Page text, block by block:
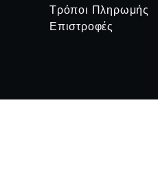
Τρόποι Πληρωμής
Επιστροφές